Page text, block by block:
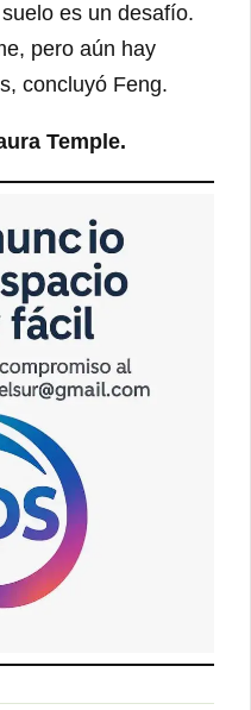
es un desafío.
pero aún hay
concluyó Feng.
Temple.